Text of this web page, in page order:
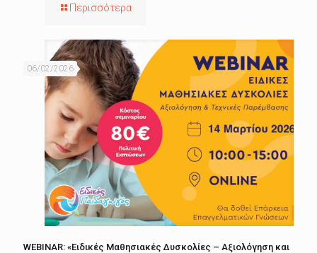
Περισσότερα
06/02/2026
WEBINAR: «Ειδικές Μαθησιακές Δυσκολίες – Αξιολόγηση και